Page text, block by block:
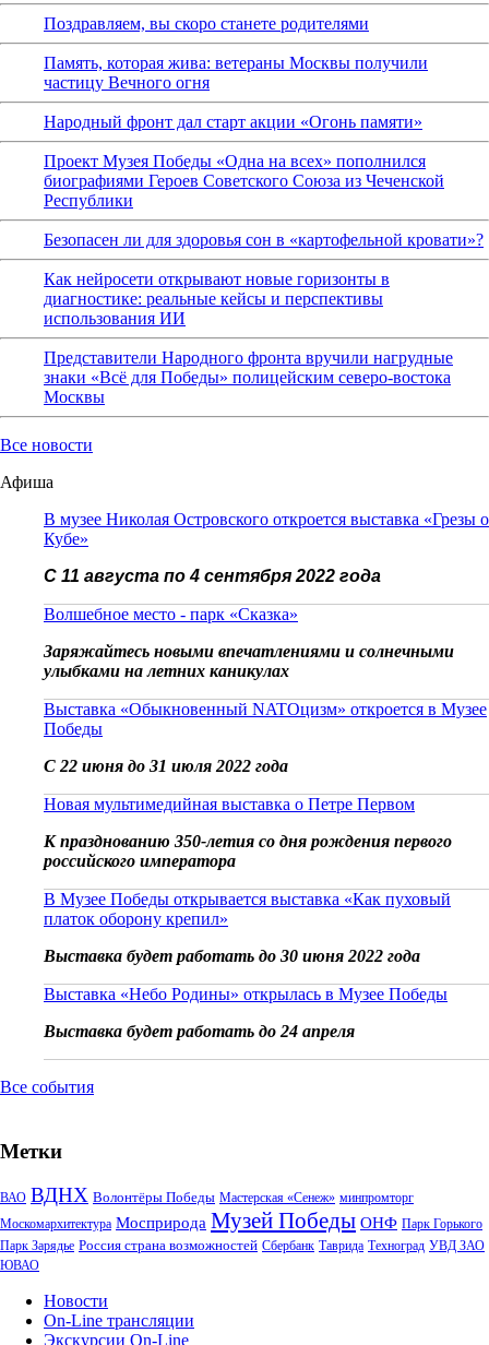
Поздравляем, вы скоро станете родителями
Память, которая жива: ветераны Москвы получили
частицу Вечного огня
Народный фронт дал старт акции «Огонь памяти»
Проект Музея Победы «Одна на всех» пополнился
биографиями Героев Советского Союза из Чеченской
Республики
Безопасен ли для здоровья сон в «картофельной кровати»?
Как нейросети открывают новые горизонты в
диагностике: реальные кейсы и перспективы
использования ИИ
Представители Народного фронта вручили нагрудные
знаки «Всё для Победы» полицейским северо-востока
Москвы
Все новости
Афиша
В музее Николая Островского откроется выставка «Грезы о
Кубе»
С 11 августа по 4 сентября 2022 года
Волшебное место - парк «Сказка»
Заряжайтесь новыми впечатлениями и солнечными
улыбками на летних каникулах
Выставка «Обыкновенный NATOцизм» откроется в Музее
Победы
С 22 июня до 31 июля 2022 года
Новая мультимедийная выставка о Петре Первом
К празднованию 350-летия со дня рождения первого
российского императора
В Музее Победы открывается выставка «Как пуховый
платок оборону крепил»
Выставка будет работать до 30 июня 2022 года
Выставка «Небо Родины» открылась в Музее Победы
Выставка будет работать до 24 апреля
Все события
Метки
ВАО ВДНХ Волонтёры Победы Мастерская «Сенеж» минпромторг
Москомархитектура Мосприрода Музей Победы ОНФ Парк Горького
Парк Зарядье Россия страна возможностей Сбербанк Таврида Техноград УВД ЗАО
ЮВАО
Новости
On-Line трансляции
Экскурсии On-Line